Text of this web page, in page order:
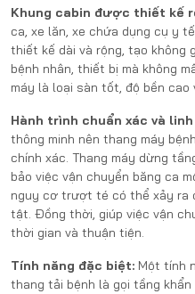
Khung cabin được thiết kế
ca, xe lăn, xe chứa dụng cụ y
thiết kế dài và rộng, tạo không
bệnh nhân, thiết bị mà không
máy là loại sàn tốt, độ bền
Hành trình chuẩn xác và
thông minh nên thang máy
chính xác. Thang máy dừng
bảo việc vận chuyển băng ca
nguy cơ trượt té có thể xảy ra
tật. Đồng thời, giúp việc vận
thời gian và thuận tiện.
Tính năng đặc biệt: Một tính
thang tải bệnh là gọi tầng